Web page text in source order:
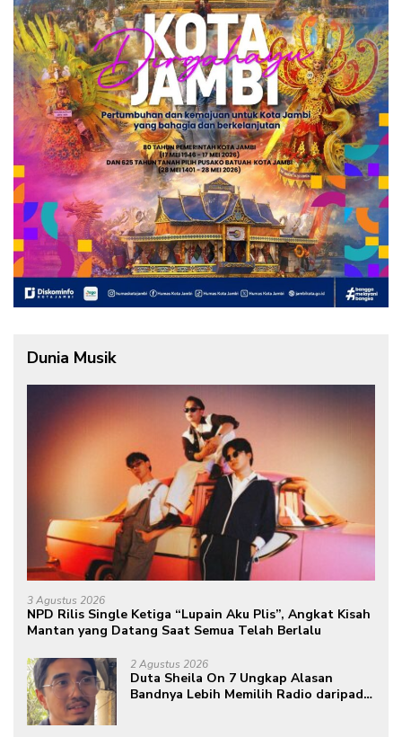
Dunia Musik
3 Agustus 2026
NPD Rilis Single Ketiga “Lupain Aku Plis”, Angkat Kisah
Mantan yang Datang Saat Semua Telah Berlalu
2 Agustus 2026
Duta Sheila On 7 Ungkap Alasan
Bandnya Lebih Memilih Radio daripada